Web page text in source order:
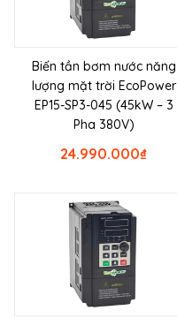
Biến tần bơm nước năng
lượng mặt trời EcoPower
EP15-SP3-045 (45kW – 3
Pha 380V)
₫
24.990.000